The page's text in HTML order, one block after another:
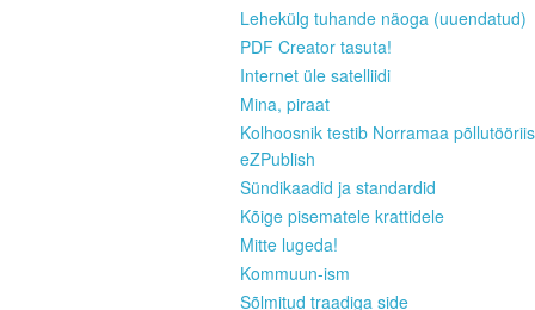
Lehekülg tuhande näoga (uuendatud)
PDF Creator tasuta!
Internet üle satelliidi
Mina, piraat
Kolhoosnik testib Norramaa
eZPublish
Sündikaadid ja standardid
Kõige pisematele krattidele
Mitte lugeda!
Kommuun-ism
Sõlmitud traadiga side